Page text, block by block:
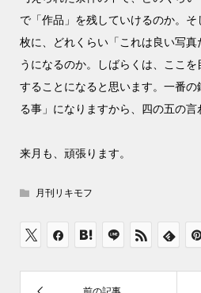
で「作品」を残していけるのか。
枚に、どれくらい「これは良い写真
うになるのか。しばらくは、ここ
することになると思います。一番
る事」になりますから、四の五の言
来月も、頑張ります。
月刊リキモフ